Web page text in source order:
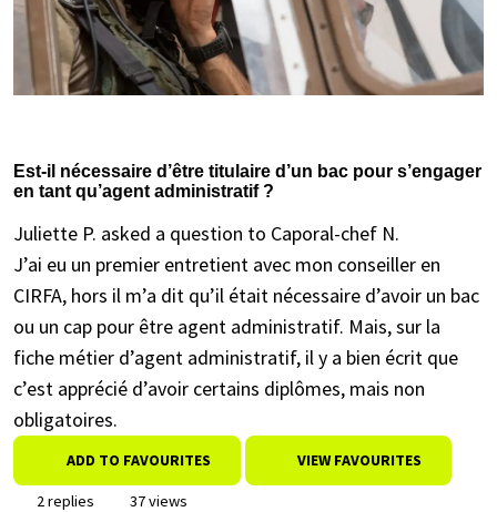
Est-il nécessaire d’être titulaire d’un bac pour s’engager
en tant qu’agent administratif ?
Juliette P. asked a question to Caporal-chef N.
J’ai eu un premier entretient avec mon conseiller en
CIRFA, hors il m’a dit qu’il était nécessaire d’avoir un bac
ou un cap pour être agent administratif. Mais, sur la
fiche métier d’agent administratif, il y a bien écrit que
c’est apprécié d’avoir certains diplômes, mais non
obligatoires.
ADD TO FAVOURITES VIEW FAVOURITES
2 replies
37 views